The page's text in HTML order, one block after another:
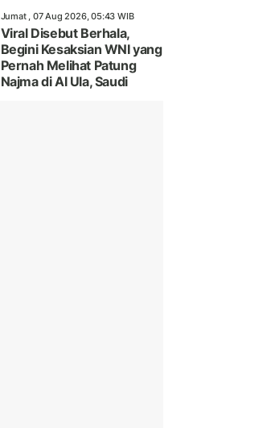
Jumat , 07 Aug 2026, 05:43 WIB
Viral Disebut Berhala,
Begini Kesaksian WNI yang
Pernah Melihat Patung
Najma di Al Ula, Saudi